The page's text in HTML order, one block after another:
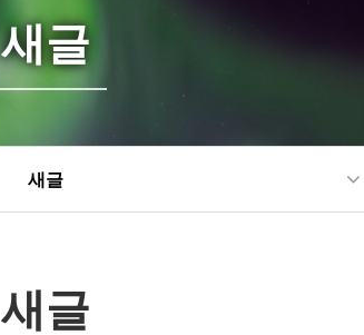
새글
새글
새글